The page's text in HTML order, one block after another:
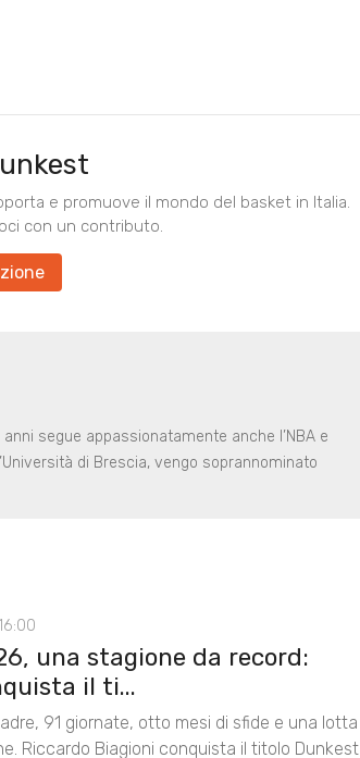
e promuove il mondo del basket in Italia.
con un contributo.
segue appassionatamente anche l’NBA e
di Brescia, vengo soprannominato
una stagione da record:
il ti...
91 giornate, otto mesi di sfide e una lotta
Riccardo Biagioni conquista il titolo Dunkest